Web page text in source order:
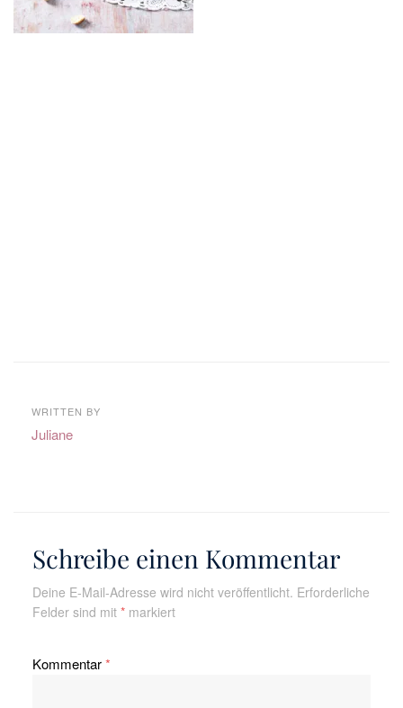
WRITTEN BY
Juliane
Schreibe einen Kommentar
Deine E-Mail-Adresse wird nicht veröffentlicht. Erforderliche
Felder sind mit *markiert
Kommentar*